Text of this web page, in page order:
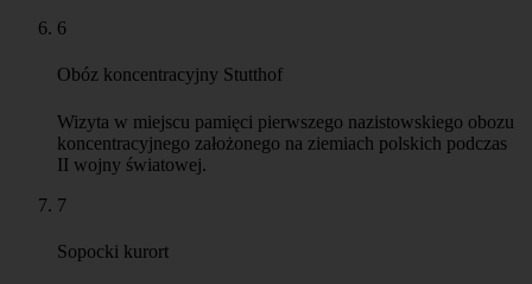
6
Obóz koncentracyjny Stutthof
Wizyta w miejscu pamięci pierwszego nazistowskiego obozu
koncentracyjnego założonego na ziemiach polskich podczas
II wojny światowej.
7
Sopocki kurort